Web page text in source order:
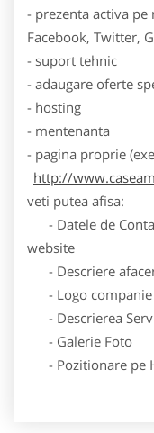
- prezenta activa
Facebook, Twitter,
- suport tehnic
- adaugare oferte
- hosting
- mentenanta
- pagina proprie
http://
veti putea afisa:
- Datele de
website
- Descriere
- Logo companie
- Descrierea
- Galerie Foto
- Pozitionare pe